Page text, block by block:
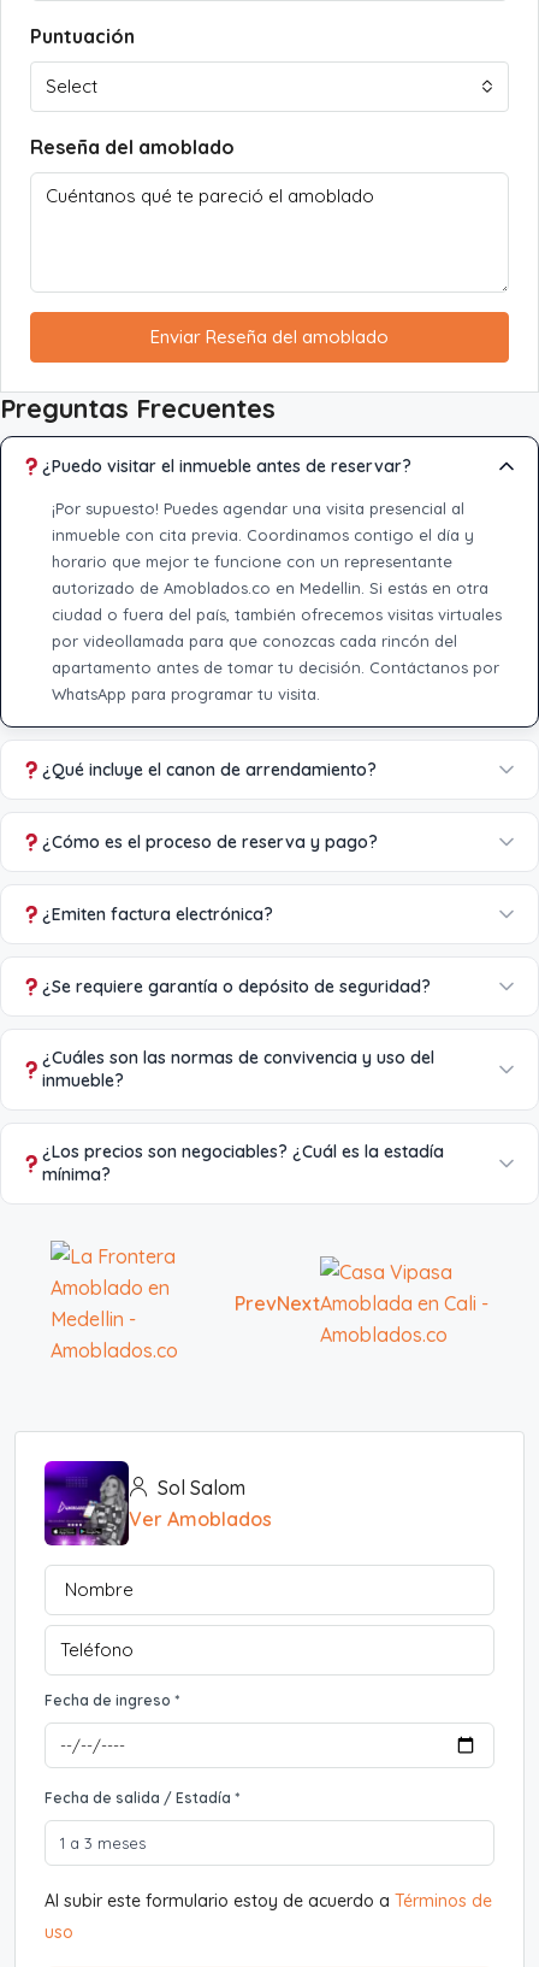
Puntuación
Select
Reseña del amoblado
Enviar Reseña del amoblado
Preguntas Frecuentes
¿Puedo visitar el inmueble antes de reservar?
¡Por supuesto! Puedes agendar una visita presencial al
inmueble con cita previa. Coordinamos contigo el día y
horario que mejor te funcione con un representante
autorizado de Amoblados.co en Medellin. Si estás en otra
ciudad o fuera del país, también ofrecemos visitas virtuales
por videollamada para que conozcas cada rincón del
apartamento antes de tomar tu decisión. Contáctanos por
WhatsApp para programar tu visita.
¿Qué incluye el canon de arrendamiento?
¿Cómo es el proceso de reserva y pago?
¿Emiten factura electrónica?
¿Se requiere garantía o depósito de seguridad?
¿Cuáles son las normas de convivencia y uso del
inmueble?
¿Los precios son negociables? ¿Cuál es la estadía
mínima?
PrevNext
Sol Salom
Ver Amoblados
Fecha de ingreso *
Fecha de salida / Estadía *
Al subir este formulario estoy de acuerdo a Términos de
uso